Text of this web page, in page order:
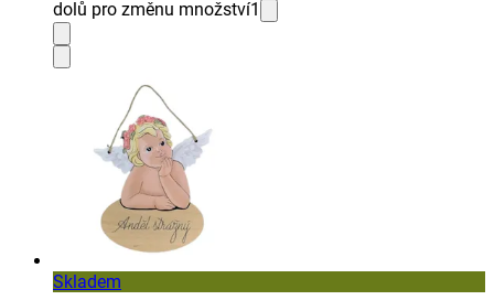
dolů pro změnu množství1
Skladem